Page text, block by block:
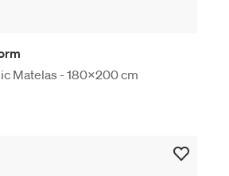
Matelas - 180x200 cm